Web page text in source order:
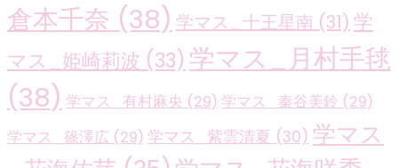
倉本千奈 (38) 学マス_十王星南 (31) 学
マス_姫崎莉波 (33) 学マス_月村手毬
(38) 学マス_有村麻央 (29) 学マス_秦谷美鈴 (29)
学マス_篠澤広 (29) 学マス_紫雲清夏 (30) 学マス